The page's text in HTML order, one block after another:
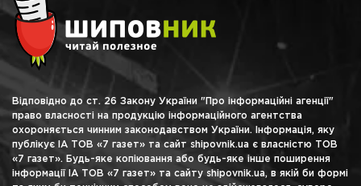
Відповідно до ст. 26 Закону України "Про інформаційні агенції"
право власності на продукцію інформаційного агентства
охороняється чинним законодавством України. Інформація, яку
публікує ІА ТОВ «7 газет» та сайт shipovnik.ua є власністю ТОВ
«7 газет». Будь-яке копіювання або будь-яке інше поширення
інформації ІА ТОВ «7 газет» та сайту shipovnik.ua, в якій би формі